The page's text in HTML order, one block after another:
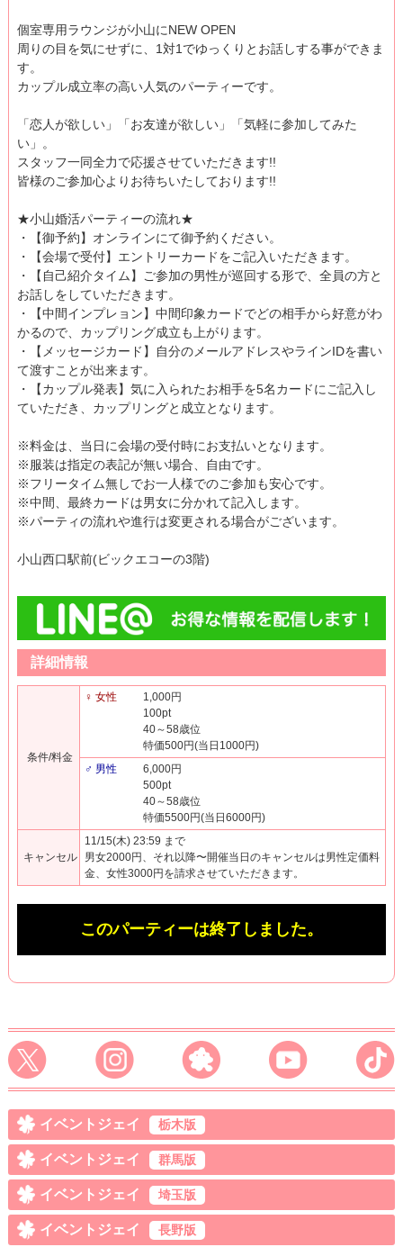
個室専用ラウンジが小山にNEW OPEN
周りの目を気にせずに、1対1でゆっくりとお話しする事ができま
す。
カップル成立率の高い人気のパーティーです。
「恋人が欲しい」「お友達が欲しい」「気軽に参加してみた
い」。
スタッフ一同全力で応援させていただきます!!
皆様のご参加心よりお待ちいたしております!!
★小山婚活パーティーの流れ★
・【御予約】オンラインにて御予約ください。
・【会場で受付】エントリーカードをご記入いただきます。
・【自己紹介タイム】ご参加の男性が巡回する形で、全員の方と
お話しをしていただきます。
・【中間インプレョン】中間印象カードでどの相手から好意がわ
かるので、カップリング成立も上がります。
・【メッセージカード】自分のメールアドレスやラインIDを書い
て渡すことが出来ます。
・【カップル発表】気に入られたお相手を5名カードにご記入し
ていただき、カップリングと成立となります。
※料金は、当日に会場の受付時にお支払いとなります。
※服装は指定の表記が無い場合、自由です。
※フリータイム無しでお一人様でのご参加も安心です。
※中間、最終カードは男女に分かれて記入します。
※パーティの流れや進行は変更される場合がございます。
小山西口駅前(ビックエコーの3階)
詳細情報
条件/料金
♀ 女性
1,000円
100pt
40～58歳位
特価500円(当日1000円)
♂ 男性
6,000円
500pt
40～58歳位
特価5500円(当日6000円)
キャンセル
11/15(木) 23:59 まで
男女2000円、それ以降〜開催当日のキャンセルは男性定価料
金、女性3000円を請求させていただきます。
このパーティーは終了しました。
イベントジェイ 栃木版
イベントジェイ 群馬版
イベントジェイ 埼玉版
イベントジェイ 長野版